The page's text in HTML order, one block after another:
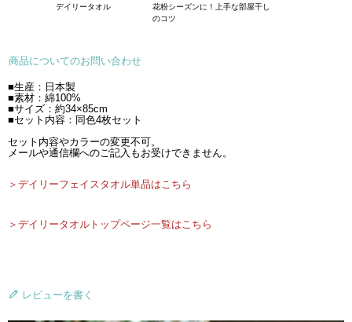
デイリータオル
花粉シーズンに！上手な部屋干し
のコツ
商品についてのお問い合わせ
■生産：日本製
■素材：綿100%
■サイズ：約34×85cm
■セット内容：同色4枚セット
セット内容やカラーの変更不可。
メールや通信欄へのご記入もお受けできません。
＞デイリーフェイスタオル単品はこちら
＞デイリータオルトップページ一覧はこちら
レビューを書く